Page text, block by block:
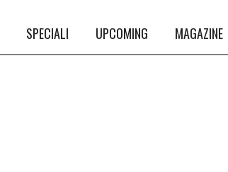
SPECIALI UPCOMING MAGAZINE